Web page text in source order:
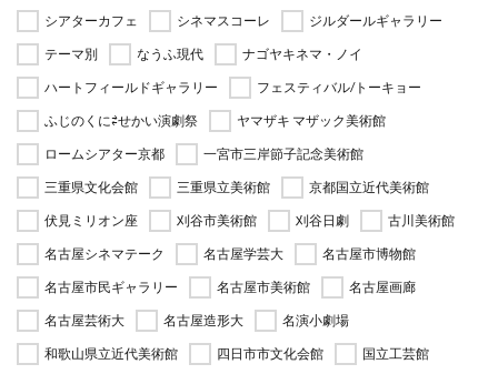
シアターカフェ
シネマスコーレ
ジルダールギャラリー
テーマ別
なうふ現代
ナゴヤキネマ・ノイ
ハートフィールドギャラリー
フェスティバル/トーキョー
ふじのくに⇄せかい演劇祭
ヤマザキ マザック美術館
ロームシアター京都
一宮市三岸節子記念美術館
三重県文化会館
三重県立美術館
京都国立近代美術館
伏見ミリオン座
刈谷市美術館 刈谷日劇
古川美術館
名古屋シネマテーク
名古屋学芸大
名古屋市博物館
名古屋市民ギャラリー
名古屋市美術館
名古屋画廊
名古屋芸術大
名古屋造形大
名演小劇場
和歌山県立近代美術館
四日市市文化会館
国立工芸館